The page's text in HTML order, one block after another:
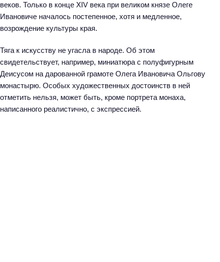
веков. Только в конце XIV века при великом князе Олеге
Ивановиче началось постепенное, хотя и медленное,
возрождение культуры края.
Тяга к искусству не угасла в народе. Об этом
свидетельствует, например, миниатюра с полуфигурным
Деисусом на дарованной грамоте Олега Ивановича Ольгову
монастырю. Особых художественных достоинств в ней
отметить нельзя, может быть, кроме портрета монаха,
написанного реалистично, с экспрессией.
й
т
и